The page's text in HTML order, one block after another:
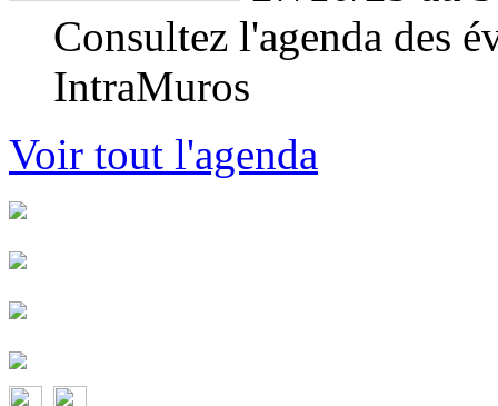
Consultez l'agenda des
IntraMuros
Voir tout l'agenda